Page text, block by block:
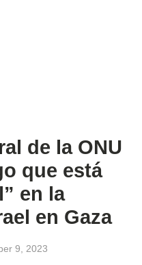
de la ONU
que está
en la
en Gaza
9, 2023